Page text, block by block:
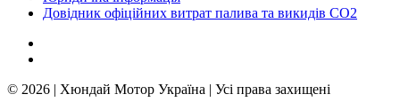
Довідник офіційних витрат палива та викидів СО2
© 2026 | Хюндай Мотор Україна | Усі права захищені